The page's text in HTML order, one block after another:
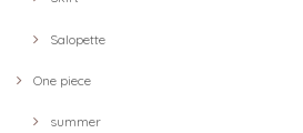
Salopette
One piece
summer